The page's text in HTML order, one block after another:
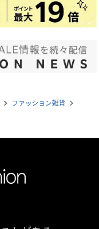
navigate_next ファッション雑貨 navigate_next